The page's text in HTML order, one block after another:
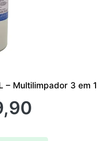
– Multilimpador 3 em 1